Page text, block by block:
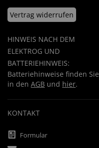
Vertrag widerrufen
HINWEIS NACH DEM
ELEKTROG UND
BATTERIEHINWEIS:
Batteriehinweise finden Sie
in den AGB und hier.
KONTAKT
Formular